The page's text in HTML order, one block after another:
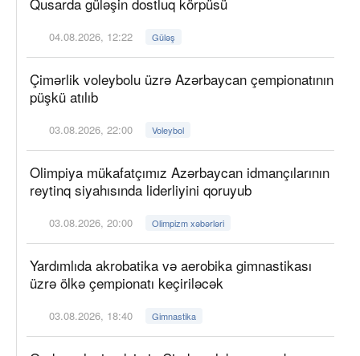
04.08.2026, 12:22 Güləş
Çimərlik voleybolu üzrə Azərbaycan çempionatının
püşkü atılıb
03.08.2026, 22:00 Voleybol
Olimpiya mükafatçımız Azərbaycan idmançılarının
reytinq siyahısında liderliyini qoruyub
03.08.2026, 20:00 Olimpizm xəbərləri
Yardımlıda akrobatika və aerobika gimnastikası
üzrə ölkə çempionatı keçiriləcək
03.08.2026, 18:40 Gimnastika